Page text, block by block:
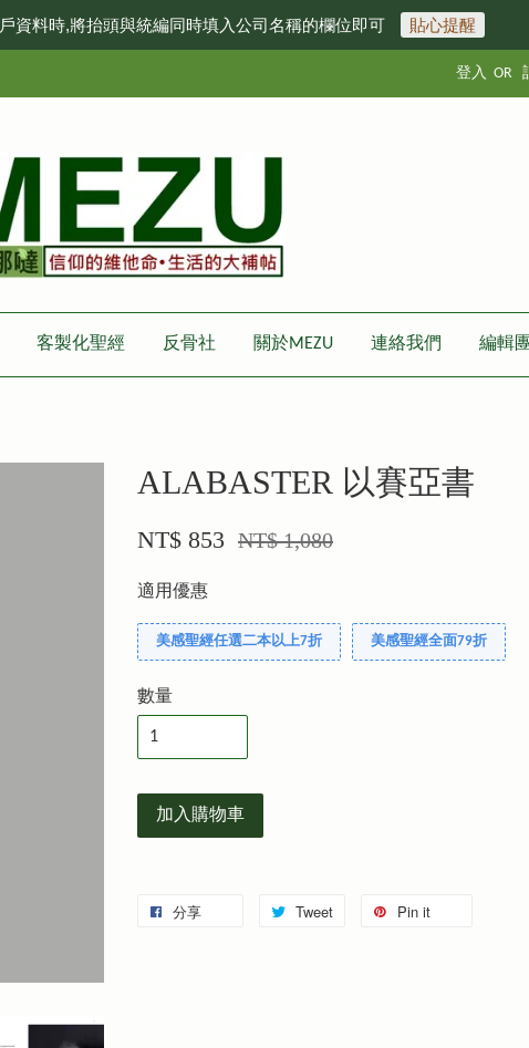
資料時,將抬頭與統編同時填入公司名稱的欄位即可 貼心提醒
登入 OR
客製化聖經 反骨社 關於MEZU 連絡我們 編輯
ALABASTER 以賽亞書
NT$ 853 NT$ 1,080
適用優惠
美感聖經任選二本以上7折 美感聖經全面79折
數量
加入購物車
分享 Tweet Pin it